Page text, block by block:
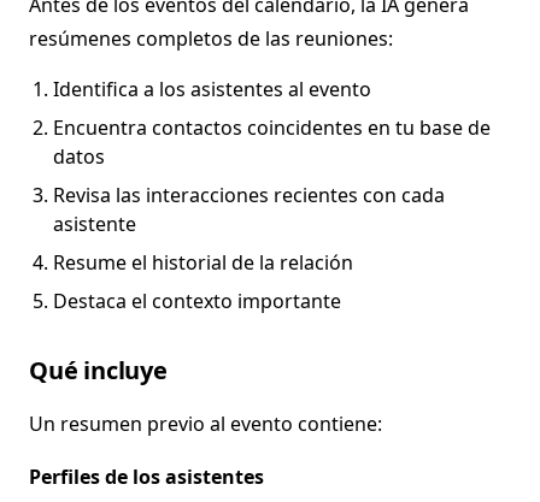
resúmenes completos de las reuniones:
Identifica a los asistentes al evento
Encuentra contactos coincidentes en tu base de
datos
Revisa las interacciones recientes con cada
asistente
Resume el historial de la relación
Destaca el contexto importante
Qué incluye
Un resumen previo al evento contiene:
Perfiles de los asistentes